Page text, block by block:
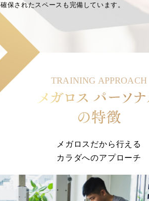
確保されたスペースも完備しています。
TRAINING APPROACH
メガロスだから行える
カラダへのアプローチ